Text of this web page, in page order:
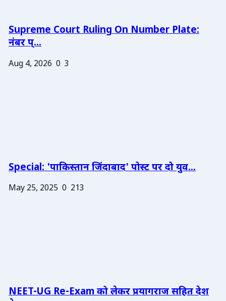
Supreme Court Ruling On Number Plate:
नंबर प्...
Aug 4, 2026 0 3
Special: 'पाकिस्तान जिंदाबाद' पोस्ट पर दो युव...
May 25, 2025 0 213
NEET-UG Re-Exam को लेकर प्रयागराज सहित देश